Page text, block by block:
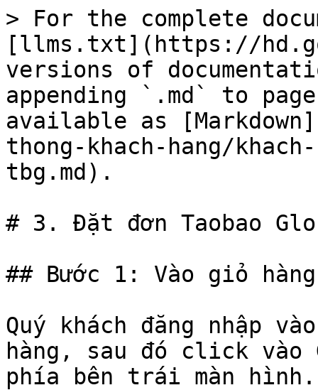
> For the complete
[llms.txt](https://
versions of
appending `.md` to
available as
thong-khach-hang/
tbg.md).
# 3. Đặt đơn Taobao
## Bước 1: Vào giỏ hàng
Quý khách đăng nhập
hàng, sau đó click vào
phía bên trái màn hình.